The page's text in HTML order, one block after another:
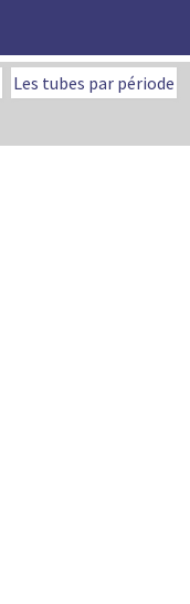
Les tubes par période